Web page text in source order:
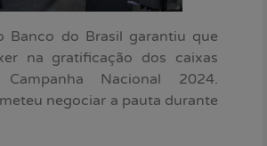
Banco do Brasil garantiu que
na gratificação dos caixas
Nacional 2024.
negociar a pauta durante